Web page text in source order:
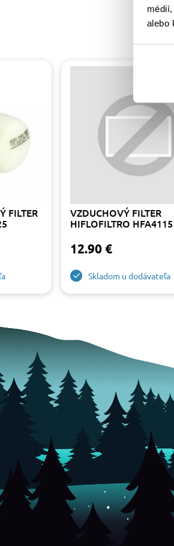
alebo
FILTER
VZDUCHOVÝ FILTER
HIFLOFILTRO HFA4115
12.90 €
Skladom u dodávateľa